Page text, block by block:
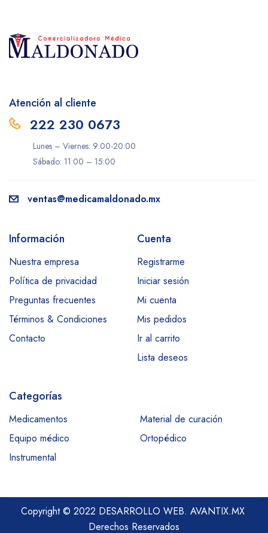
Atención al cliente
222 230 0673
Lunes – Viernes: 9:00-20:00
Sábado: 11:00 – 15:00
ventas@medicamaldonado.mx
Información
Nuestra empresa
Política de privacidad
Preguntas frecuentes
Términos & Condiciones
Contacto
Cuenta
Registrarme
Iniciar sesión
Mi cuenta
Mis pedidos
Ir al carrito
Lista deseos
Categorías
Medicamentos
Material de curación
Equipo médico
Ortopédico
Instrumental
Copyright © 2022 DESARROLLO WEB. AVANTIX.MX
Derechos Reservados